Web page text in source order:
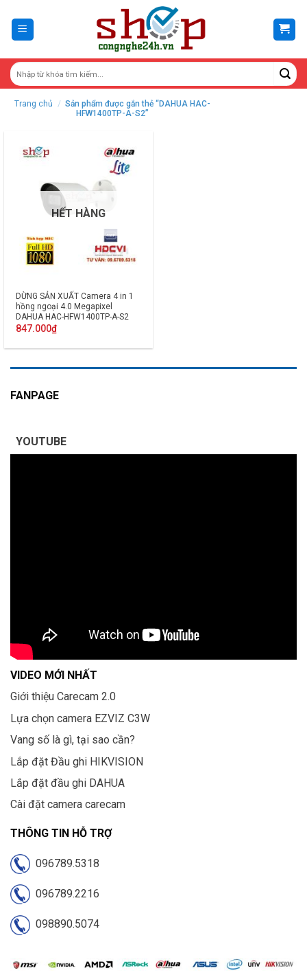
content
Trang chủ / Sản phẩm được gắn thẻ “DAHUA HAC-
HFW1400TP-A-S2”
HẾT HÀNG
DỪNG SẢN XUẤT Camera 4 in 1
hồng ngoại 4.0 Megapixel
DAHUA HAC-HFW1400TP-A-S2
Tích hợp MIC
847.000₫
FANPAGE
YOUTUBE
VIDEO MỚI NHẤT
Giới thiệu Carecam 2.0
Lựa chọn camera EZVIZ C3W
Vang số là gì, tại sao cần?
Lắp đặt Đầu ghi HIKVISION
Lắp đặt đầu ghi DAHUA
Cài đặt camera carecam
THÔNG TIN HỖ TRỢ
096789.5318
096789.2216
098890.5074